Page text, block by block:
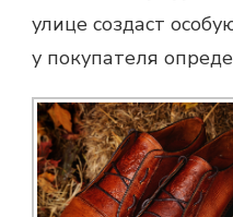
улице создаст
у покупателя